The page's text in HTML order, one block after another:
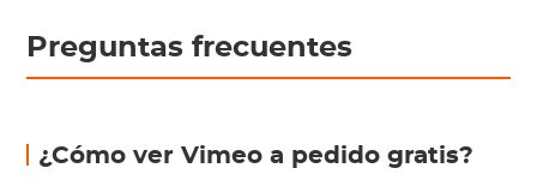
Preguntas frecuentes
¿Cómo ver Vimeo a pedido gratis?